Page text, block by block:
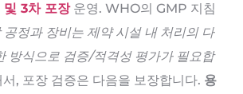
및 3차 포장운영. WHO의 GMP 지침
공정과 장비는 제약 시설 내 처리의 다
방식으로 검증/적격성 평가가 필요합
, 포장 검증은 다음을 보장합니다. 용